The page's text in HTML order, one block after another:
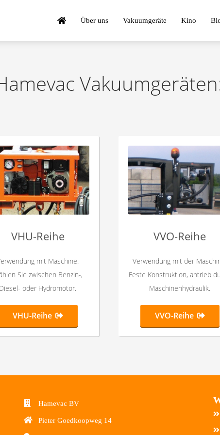
Über uns Vakuumgeräte Kino
VHU-Reihe
mit Maschine.
Sie zwischen Benzin-,
Diesel- oder Hydromotor.
VHU-Reihe
VVO-Reihe
Verwendung mit der
Feste Konstruktion, antrieb
Maschinenhydraulik.
VVO-Reihe
Hamevac BV
Pieter Goedkoopweg 14